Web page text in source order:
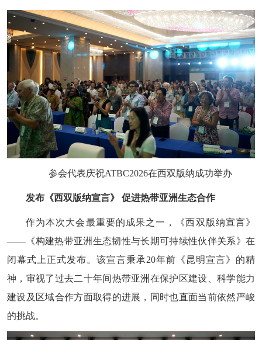
参会代表庆祝ATBC2026在西双版纳成功举办
发布《西双版纳宣言》 促进热带亚洲生态合作
作为本次大会最重要的成果之一，《西双版纳宣言》
——《构建热带亚洲生态韧性与长期可持续性伙伴关系》在
闭幕式上正式发布。该宣言秉承20年前《昆明宣言》的精
神，审视了过去二十年间热带亚洲在保护区建设、科学能力
建设及区域合作方面取得的进展，同时也直面当前依然严峻
的挑战。